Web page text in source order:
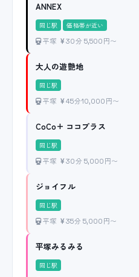
ANNEX
同じ駅 価格帯が近い
平塚 30分 5,500円〜
大人の遊艶地
同じ駅
平塚 45分10,000円〜
CoCo+ ココプラス
同じ駅
平塚 30分 5,000円〜
ジョイフル
同じ駅
平塚 35分 5,000円〜
平塚みるみる
同じ駅